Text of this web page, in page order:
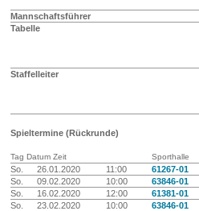
Mannschaftsführer
Tabelle
Staffelleiter
Spieltermine (Rückrunde)
Tag Datum Zeit Sporthalle
So. 26.01.2020 11:00
61267-01
So.
09.02.2020 10:00
63846-01
So.
16.02.2020 12:00
61381-01
So.
23.02.2020 10:00
63846-01